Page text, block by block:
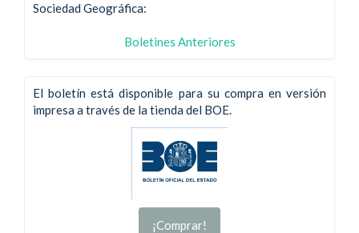
Sociedad Geográfica:
Boletines Anteriores
El boletín está disponible para su compra en versión
impresa a través de la tienda del BOE.
¡Comprar!